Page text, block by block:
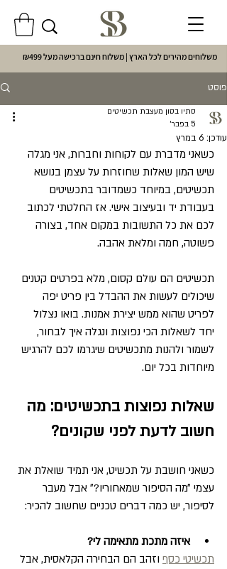
משלוחים מהירים לכל הארץ | משלוח חינם ברכישה מעל ₪499
פוסט
סתיו בסון מעצבת תכשיטים
5 בפבר׳
עודכן: 6 במרץ
כשאני מדברת עם לקוחות וחברות, אני מגלה
שיש המון שאלות שחוזרות על עצמן בנושא
תכשיטים, במיוחד כשמדובר בתכשיטים
בעבודת יד ובעיצוב אישי. אז החלטתי לכתוב
לכם את כל התשובות במקום אחד, בצורה
פשוטה, חמה ומלאת אהבה.
תכשיטים הם עולם קסום, מלא בפרטים קטנים
שיכולים לעשות את ההבדל בין פריט יפה
לפריט שהוא ממש יצירת אמנות. בואו נצלול
יחד לשאלות הכי נפוצות ונגלה איך לבחור,
לשמור ולהנות מתכשיטים שיגרמו לכם להרגיש
מיוחדות בכל יום.
שאלות נפוצות בתכשיטים: מה
חשוב לדעת לפני שקונים?
כשאני חושבת על תכשיט, אני תמיד שואלת את
עצמי ״מה הסיפור שמאחוריו?״ אבל מעבר
לסיפור, יש כמה דברים טכניים שחשוב להכיר:
איזה מתכת מתאימה לי?
תכשיטי כסף וזהב הם הבחירה הקלאסית, אבל